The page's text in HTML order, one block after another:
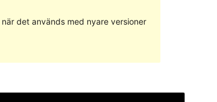
det används med nyare versioner